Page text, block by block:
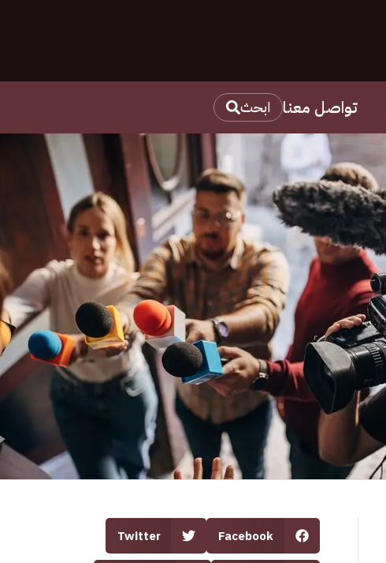
تواصل معنا ابحث
Facebook
Twitter